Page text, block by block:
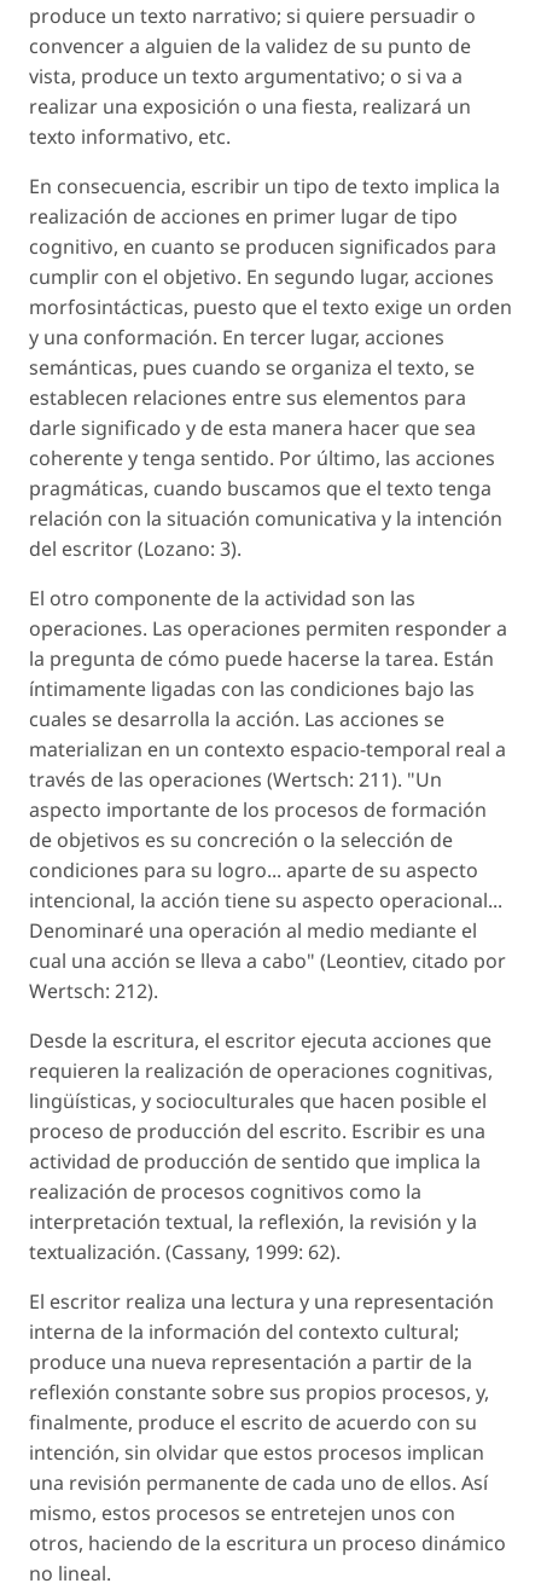
produce un texto narrativo; si quiere persuadir o
convencer a alguien de la validez de su punto de
vista, produce un texto argumentativo; o si va a
realizar una exposición o una fiesta, realizará un
texto informativo, etc.
En consecuencia, escribir un tipo de texto implica la
realización de acciones en primer lugar de tipo
cognitivo, en cuanto se producen significados para
cumplir con el objetivo. En segundo lugar, acciones
morfosintácticas, puesto que el texto exige un orden
y una conformación. En tercer lugar, acciones
semánticas, pues cuando se organiza el texto, se
establecen relaciones entre sus elementos para
darle significado y de esta manera hacer que sea
coherente y tenga sentido. Por último, las acciones
pragmáticas, cuando buscamos que el texto tenga
relación con la situación comunicativa y la intención
del escritor (Lozano: 3).
El otro componente de la actividad son las
operaciones. Las operaciones permiten responder a
la pregunta de cómo puede hacerse la tarea. Están
íntimamente ligadas con las condiciones bajo las
cuales se desarrolla la acción. Las acciones se
materializan en un contexto espacio-temporal real a
través de las operaciones (Wertsch: 211). "Un
aspecto importante de los procesos de formación
de objetivos es su concreción o la selección de
condiciones para su logro... aparte de su aspecto
intencional, la acción tiene su aspecto operacional...
Denominaré una operación al medio mediante el
cual una acción se lleva a cabo" (Leontiev, citado por
Wertsch: 212).
Desde la escritura, el escritor ejecuta acciones que
requieren la realización de operaciones cognitivas,
lingüísticas, y socioculturales que hacen posible el
proceso de producción del escrito. Escribir es una
actividad de producción de sentido que implica la
realización de procesos cognitivos como la
interpretación textual, la reflexión, la revisión y la
textualización. (Cassany, 1999: 62).
El escritor realiza una lectura y una representación
interna de la información del contexto cultural;
produce una nueva representación a partir de la
reflexión constante sobre sus propios procesos, y,
finalmente, produce el escrito de acuerdo con su
intención, sin olvidar que estos procesos implican
una revisión permanente de cada uno de ellos. Así
mismo, estos procesos se entretejen unos con
otros, haciendo de la escritura un proceso dinámico
no lineal.